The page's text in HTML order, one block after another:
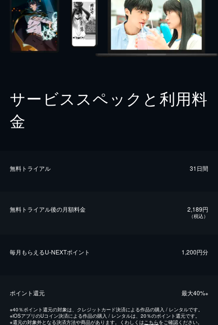
サービススペックと利用料
金
無料トライアル 31日間
無料トライアル後の⽉額料金 2,189円
（税込）
毎⽉もらえるU-NEXTポイント 1,200円分
ポイント還元 最⼤40%※
※40％ポイント還元の対象は、クレジットカード決済による作品の購入 / レンタルです。
※iOSアプリのUコイン決済による作品の購入 / レンタルは、20％のポイント還元です。
※還元の対象外となる決済方法や商品があります。くわしくはこちらをご確認ください。